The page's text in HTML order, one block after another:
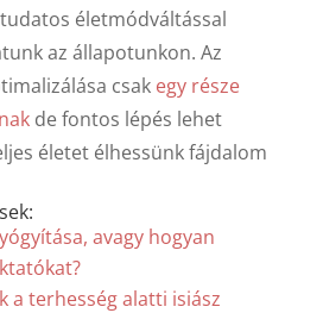
életmódváltással
az állapotunkon. Az
csak egy része
de fontos lépés lehet
életet élhessünk fájdalom
avagy hogyan
a terhesség alatti isiász